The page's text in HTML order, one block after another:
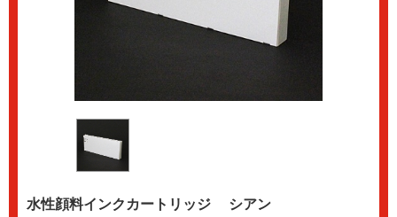
水性顔料インクカートリッジ シアン